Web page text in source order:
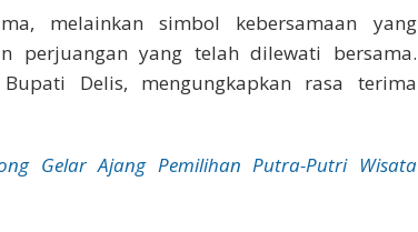
melainkan simbol kebersamaan yang
perjuangan yang telah dilewati bersama.
Delis, mengungkapkan rasa terima
Gelar Ajang Pemilihan Putra-Putri Wisata